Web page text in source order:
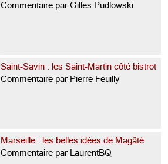
Commentaire par Gilles Pudlowski
Saint-Savin : les Saint-Martin côté bistrot
Commentaire par Pierre Feuilly
Marseille : les belles idées de Magâté
Commentaire par LaurentBQ